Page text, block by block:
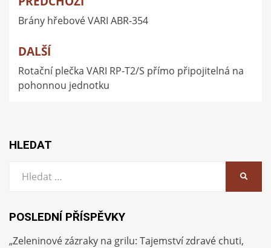
Navigace
pro
příspěvek
Brány hřebové VARI ABR-354
DALŠÍ
Rotační plečka VARI RP-T2/S přímo připojitelná na
pohonnou jednotku
HLEDAT
POSLEDNÍ PŘÍSPĚVKY
„Zeleninové zázraky na grilu: Tajemství zdravé chuti,